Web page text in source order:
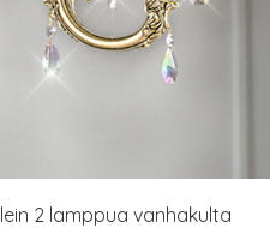
2 lamppua vanhakulta